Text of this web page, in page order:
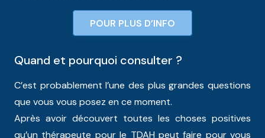
POUR PLUS D’INFO
Quand et pourquoi consulter ?
C’est probablement l’une des plus grandes questions
que vous vous posez en ce moment.
Après avoir découvert toutes les choses positives
qu’un thérapeute pour le TDAH peut faire pour vous